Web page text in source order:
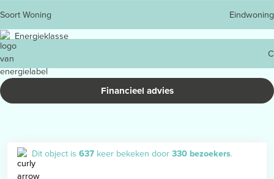
Soort Woning
Eindwoning
Energieklasse
C
Financieel advies
Dit object is 637 keer bekeken door330 bezoekers.